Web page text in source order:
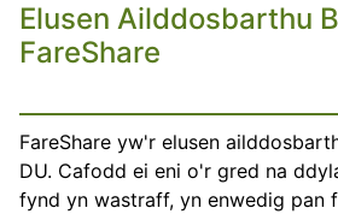
Elusen Ailddosbarthu
FareShare
FareShare yw'r elusen
DU. Cafodd ei eni o'r gred na
fynd yn wastraff, yn enwedig pan